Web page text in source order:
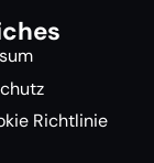
Richtlinie